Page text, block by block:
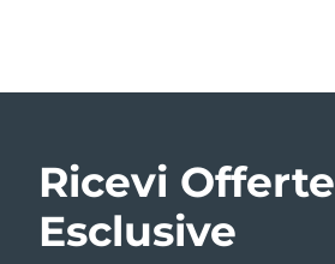
Ricevi Offerte
Esclusive